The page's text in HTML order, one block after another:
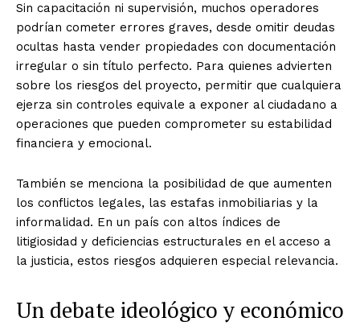
Sin capacitación ni supervisión, muchos operadores
podrían cometer errores graves, desde omitir deudas
ocultas hasta vender propiedades con documentación
irregular o sin título perfecto. Para quienes advierten
sobre los riesgos del proyecto, permitir que cualquiera
ejerza sin controles equivale a exponer al ciudadano a
operaciones que pueden comprometer su estabilidad
financiera y emocional.
También se menciona la posibilidad de que aumenten
los conflictos legales, las estafas inmobiliarias y la
informalidad. En un país con altos índices de
litigiosidad y deficiencias estructurales en el acceso a
la justicia, estos riesgos adquieren especial relevancia.
Un debate ideológico y económico